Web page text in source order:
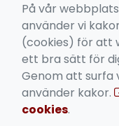
Integritetspolicy
Mer information
Stipendium för
På vår webbplats
använder vi
(cookies) för att
ett bra sätt för
Genom att surfa
använder kakor.
cookies.